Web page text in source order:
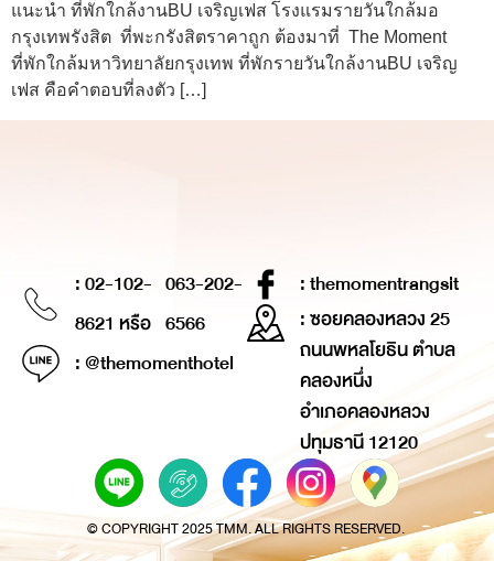
แนะนำ ที่พักใกล้งานBU เจริญเฟส โรงแรมรายวันใกล้มอ
กรุงเทพรังสิต ที่พะกรังสิตราคาถูก ต้องมาที่ The Moment
ที่พักใกล้มหาวิทยาลัยกรุงเทพ ที่พักรายวันใกล้งานBU เจริญ
เฟส คือคำตอบที่ลงตัว […]
: 02-102-
8621 หรือ
063-202-
6566
: @themomenthotel
: themomentrangsit
: ซอยคลองหลวง 25
ถนนพหลโยธิน ตำบล
คลองหนึ่ง
อำเภอคลองหลวง
ปทุมธานี 12120
© COPYRIGHT 2025 TMM. ALL RIGHTS RESERVED.